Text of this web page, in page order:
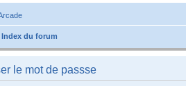
Index du forum
le mot de passse